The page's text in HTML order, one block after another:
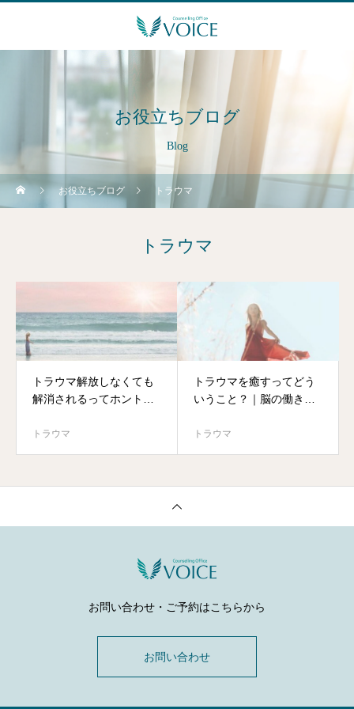
お役立ちブログ
Blog
お役立ちブログ トラウマ
トラウマ
トラウマ解放しなくても
解消されるってホント？
回復の方法
トラウマ
トラウマを癒すってどう
いうこと？｜脳の働きと
トラウマ
お問い合わせ・ご予約はこちらから
お問い合わせ